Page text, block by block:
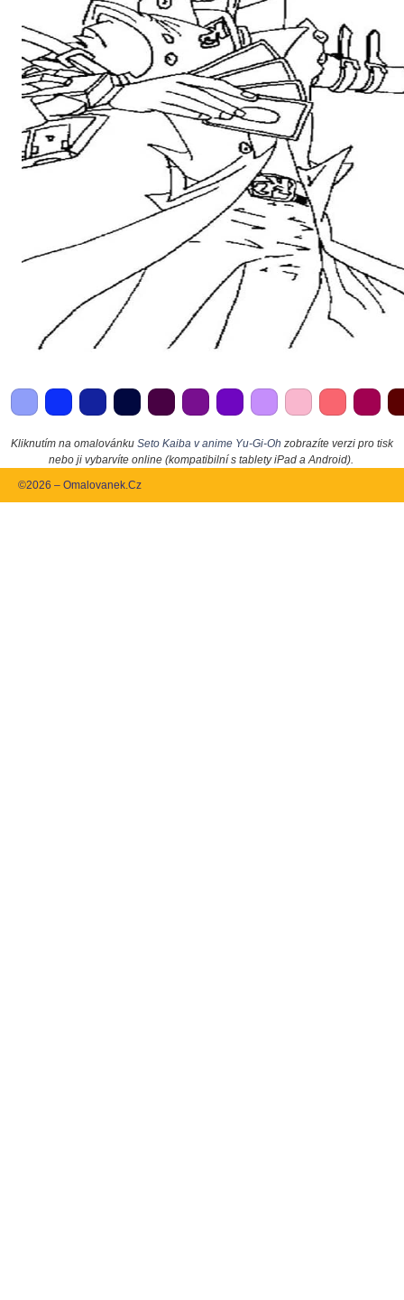
Kliknutím na omalovánku Seto Kaiba v anime Yu-Gi-Oh zobrazíte verzi pro tisk
nebo ji vybarvíte online (kompatibilní s tablety iPad a Android).
©2026 – Omalovanek.Cz